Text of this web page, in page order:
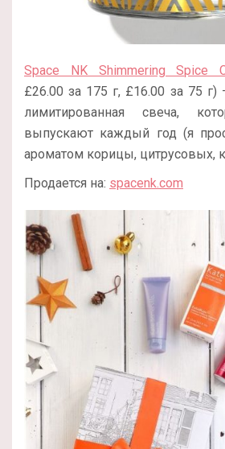
Space NK Shimmering Spice
£26.00 за 175 г, £16.00 за 75 г)
лимитированная свеча,
выпускают каждый год (я
ароматом корицы, цитрусовых,
Продается на: spacenk.com